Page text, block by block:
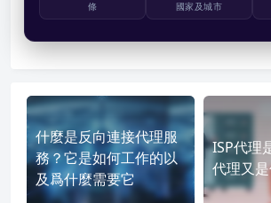
條 國家及城市
什麼是反向連接代理服
務？它是如何工作的以
及爲什麼需要它
ISP代理
代理又